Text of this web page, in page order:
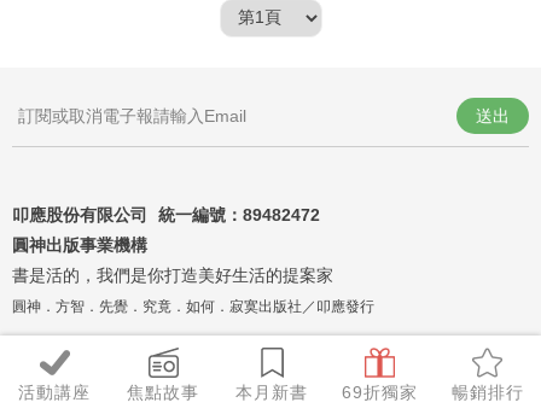
活動講座 焦點故事 本月新書 69折獨家 暢銷排行
叩應股份有限公司 統一編號： 89482472
圓神出版事業機構
書是活的，我們是你打造美好生活的提案家
圓神．方智．先覺．究竟．如何．寂寞出版社／叩應發行
送出